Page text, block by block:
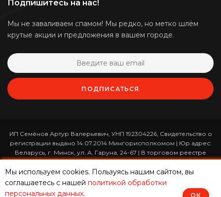
Подпишитесь на нас!
Мы не заваливаем спамом! Мы редко, но метко шлём
крутые акции и предложения в вашем городе.
ПОДПИСАТЬСЯ
ИП Семёнов Артур Валерьевич, УНП 192304226, Свидетельство о
регистрации выдано 14.07.2014 Мингорисполкомом | Юр.адрес:
Беларусь, г. Минск, ул. А. Гаруна, 24-67 | В торговом реестре
зарегистрирован 26.01.2017 за номером 365820 | Режим работы:
ежедневно с 10:00 до 19:00 (приём заказов онлайн -
круглосуточно)
Мы используем cookies. Пользуясь нашим сайтом, вы
соглашаетесь с нашей политикой обработки
персональных данных. ОК